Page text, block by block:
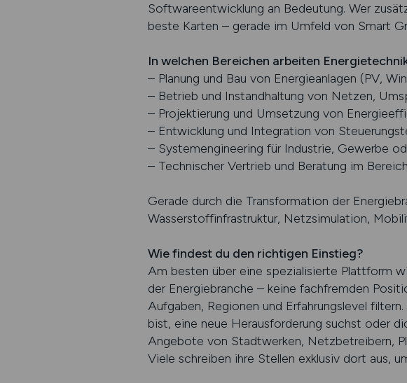
Softwareentwicklung an Bedeutung. Wer
beste Karten – gerade im Umfeld von Smart
In welchen Bereichen arbeiten
– Planung und Bau von Energieanlagen (PV,
– Betrieb und Instandhaltung von Netzen,
– Projektierung und Umsetzung von
– Entwicklung und Integration von
– Systemengineering für Industrie, Gewerbe
– Technischer Vertrieb und Beratung im
Gerade durch die Transformation der
Wasserstoffinfrastruktur, Netzsimulation,
Wie findest du den richtigen Einstieg?
Am besten über eine spezialisierte Plattform
der Energiebranche – keine fachfremden
Aufgaben, Regionen und Erfahrungslevel
bist, eine neue Herausforderung suchst oder
Angebote von Stadtwerken, Netzbetreibern,
Viele schreiben ihre Stellen exklusiv dort aus,